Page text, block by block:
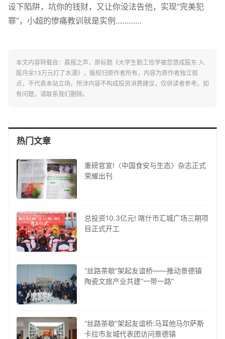
设下陷阱，坑你的钱财，又让你没法告他，实现“完美犯
罪”，小超的惨痛教训就是实例…………
本文内容转载自：晨报之声，原标题《大学生勤工俭学被忽悠成股东 入
股月余13万元打了水漂》，版权归原作者所有，内容为原作者独立观
点，不代表本站立场。所涉内容不构成投资消费建议，仅供读者参考。如
有问题，请联系我们删除。
热门文章
重磅官宣!〈中国食安与生态〉杂志正式
荣耀出刊
总投资10.3亿元! 喀什市汇城广场三期项
目正式开工
“丝路茶歇”架起友谊桥——推动景德镇
陶瓷文旅产业共建“一带一路”
“丝路茶歇”架起友谊桥:马耳他马尔萨斯
卡拉市友城代表团访问景德镇